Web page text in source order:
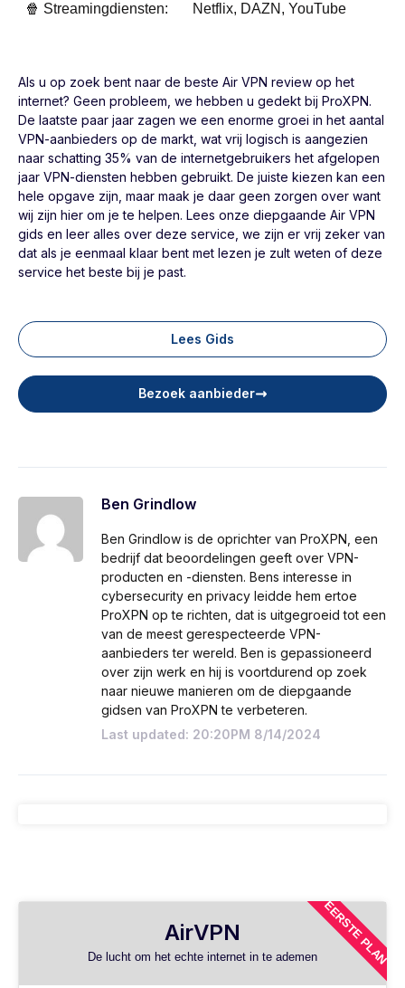
🍿 Streamingdiensten: Netflix, DAZN, YouTube
Als u op zoek bent naar de beste Air VPN review op het
internet? Geen probleem, we hebben u gedekt bij ProXPN.
De laatste paar jaar zagen we een enorme groei in het aantal
VPN-aanbieders op de markt, wat vrij logisch is aangezien
naar schatting 35% van de internetgebruikers het afgelopen
jaar VPN-diensten hebben gebruikt. De juiste kiezen kan een
hele opgave zijn, maar maak je daar geen zorgen over want
wij zijn hier om je te helpen. Lees onze diepgaande Air VPN
gids en leer alles over deze service, we zijn er vrij zeker van
dat als je eenmaal klaar bent met lezen je zult weten of deze
service het beste bij je past.
Lees Gids
Bezoek aanbieder
Ben Grindlow
Ben Grindlow is de oprichter van ProXPN, een
bedrijf dat beoordelingen geeft over VPN-
producten en -diensten. Bens interesse in
cybersecurity en privacy leidde hem ertoe
ProXPN op te richten, dat is uitgegroeid tot een
van de meest gerespecteerde VPN-
aanbieders ter wereld. Ben is gepassioneerd
over zijn werk en hij is voortdurend op zoek
naar nieuwe manieren om de diepgaande
gidsen van ProXPN te verbeteren.
Last updated: 20:20PM 8/14/2024
AirVPN
De lucht om het echte internet in te ademen EERSTE PLAN